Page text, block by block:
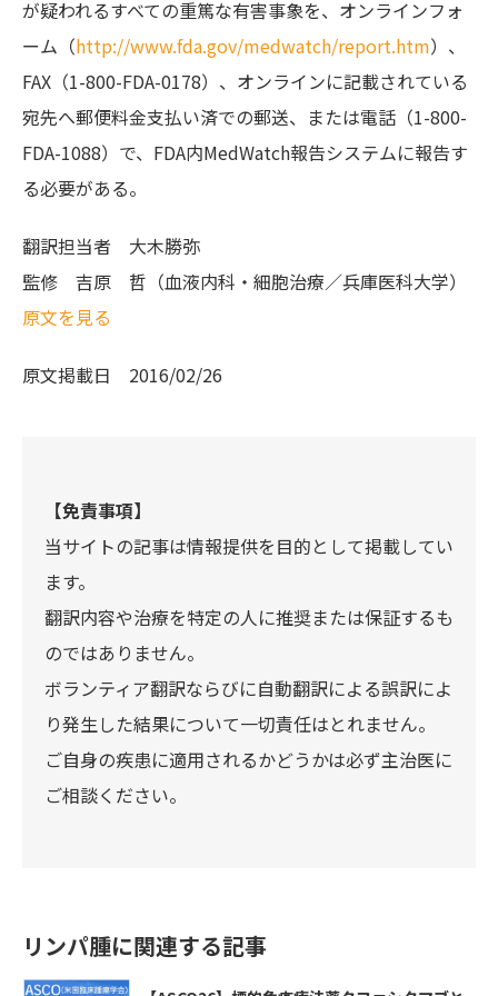
が疑われるすべての重篤な有害事象を、オンラインフォ
ーム（http://www.fda.gov/medwatch/report.htm）、
FAX（1-800-FDA-0178）、オンラインに記載されている
宛先へ郵便料金支払い済での郵送、または電話（1-800-
FDA-1088）で、FDA内MedWatch報告システムに報告す
る必要がある。
翻訳担当者 大木勝弥
監修 吉原 哲（血液内科・細胞治療／兵庫医科大学）
原文を見る
原文掲載日 2016/02/26
【免責事項】
当サイトの記事は情報提供を目的として掲載してい
ます。
翻訳内容や治療を特定の人に推奨または保証するも
のではありません。
ボランティア翻訳ならびに自動翻訳による誤訳によ
り発生した結果について一切責任はとれません。
ご自身の疾患に適用されるかどうかは必ず主治医に
ご相談ください。
リンパ腫に関連する記事